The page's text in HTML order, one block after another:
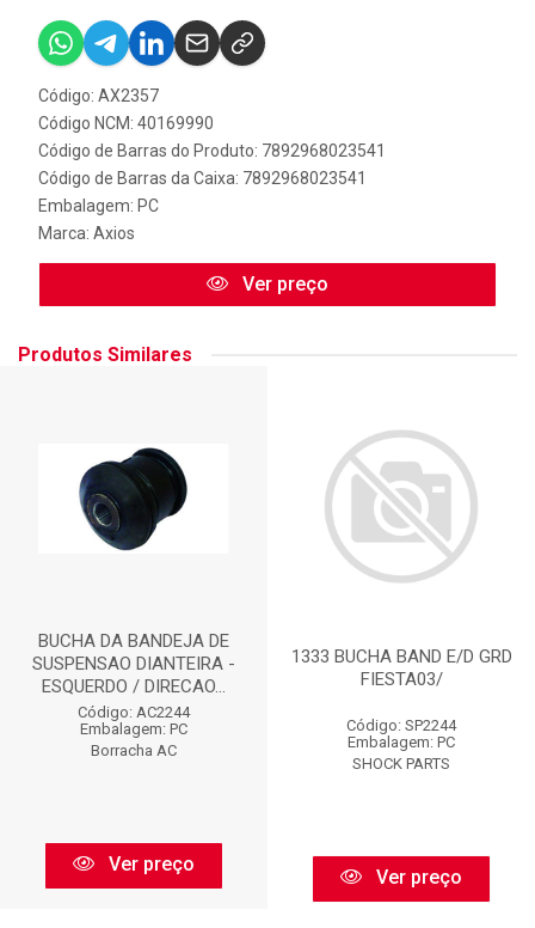
Código: AX2357
Código NCM: 40169990
Código de Barras do Produto: 7892968023541
Código de Barras da Caixa: 7892968023541
Embalagem: PC
Marca: Axios
Ver preço
Produtos Similares
BUCHA DA BANDEJA DE
SUSPENSAO DIANTEIRA -
ESQUERDO / DIRECAO...
Código: AC2244
Embalagem: PC
Borracha AC
Ver preço
1333 BUCHA BAND E/D GRD
FIESTA03/
Código: SP2244
Embalagem: PC
SHOCK PARTS
Ver preço